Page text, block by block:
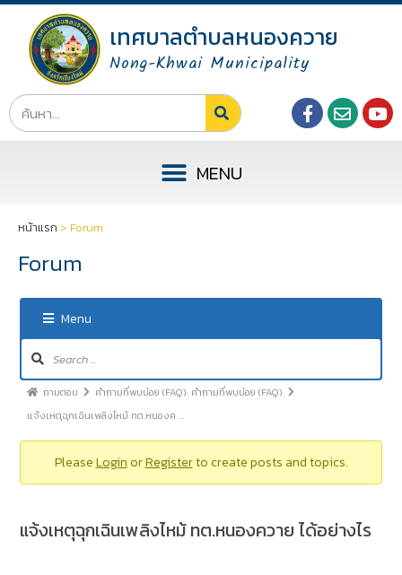
เทศบาลตำบลหนองควาย
Nong-Khwai Municipality
หน้าแรก > Forum
Forum
Menu
ถามตอบ
คำถามที่พบบ่อย (FAQ): คำถามที่พบบ่อย (FAQ)
แจ้งเหตุฉุกเฉินเพลิงไหม้ ทต.หนองค …
PleaseLogin orRegisterto create posts and topics.
แจ้งเหตุฉุกเฉินเพลิงไหม้ ทต.หนองควาย ได้อย่างไร